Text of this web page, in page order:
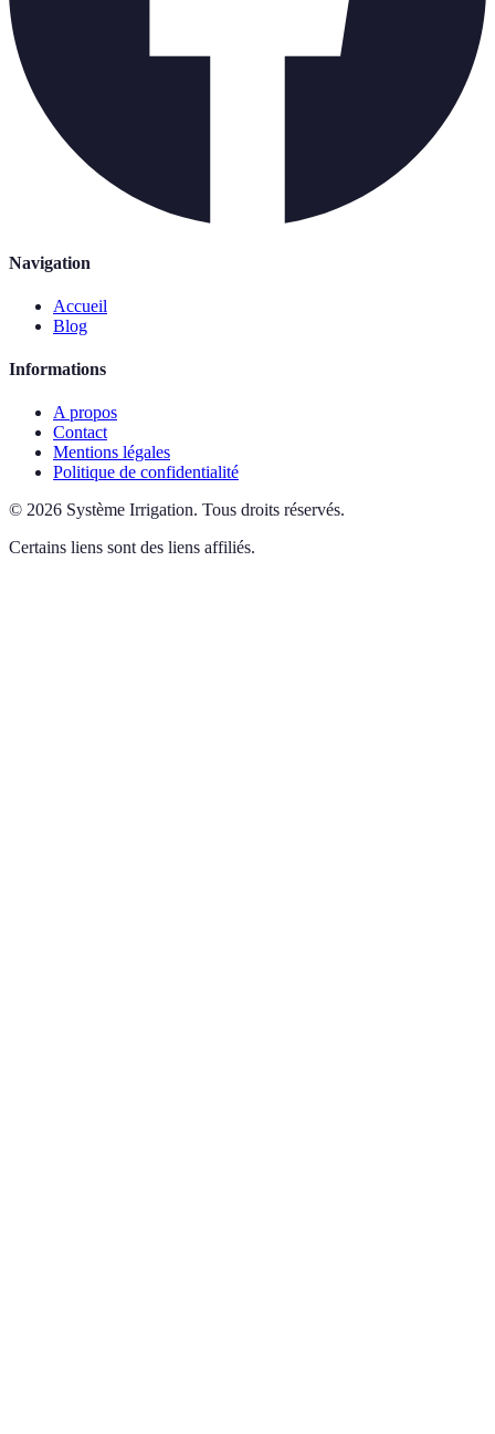
Navigation
Accueil
Blog
Informations
A propos
Contact
Mentions légales
Politique de confidentialité
© 2026 Système Irrigation. Tous droits réservés.
Certains liens sont des liens affiliés.